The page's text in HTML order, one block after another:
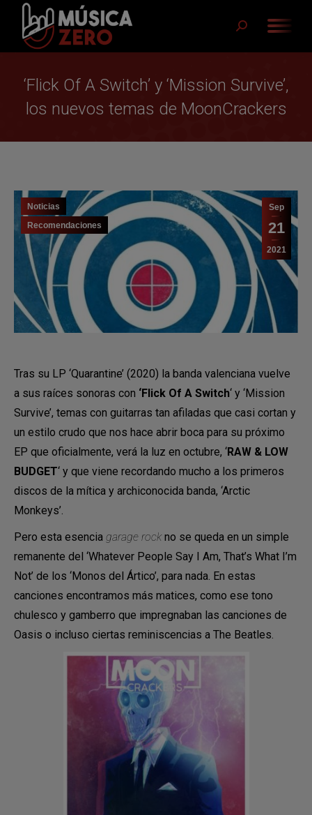
Buscar:
‘Flick Of A Switch’ y ‘Mission Survive’,
los nuevos temas de MoonCrackers
Sep
21
2021
Noticias
Recomendaciones
Tras su LP ‘Quarantine’ (2020) la banda valenciana vuelve
a sus raíces sonoras con ‘Flick Of A Switch‘ y ‘Mission
Survive’, temas con guitarras tan afiladas que casi cortan y
un estilo crudo que nos hace abrir boca para su próximo
EP que oficialmente, verá la luz en octubre, ‘RAW & LOW
BUDGET‘ y que viene recordando mucho a los primeros
discos de la mítica y archiconocida banda, ‘Arctic
Monkeys’.
Pero esta esencia garage rockno se queda en un simple
remanente del ‘Whatever People Say I Am, That’s What I’m
Not’ de los ‘Monos del Ártico’, para nada. En estas
canciones encontramos más matices, como ese tono
chulesco y gamberro que impregnaban las canciones de
Oasis o incluso ciertas reminiscencias a The Beatles.